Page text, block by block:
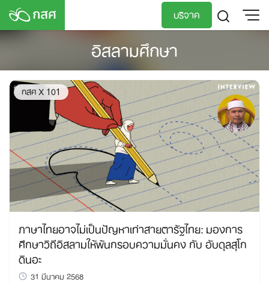
Skip
content
บริจาค
อิสลามศึกษา
กสศ X 101
ภาษาไทยอาจไม่เป็นปัญหาเท่าสายตารัฐไทย: มองการ
ศึกษาวิถีอิสลามให้พ้นกรอบความมั่นคง กับ อับดุลสุโก
ดินอะ
31 มีนาคม 2568